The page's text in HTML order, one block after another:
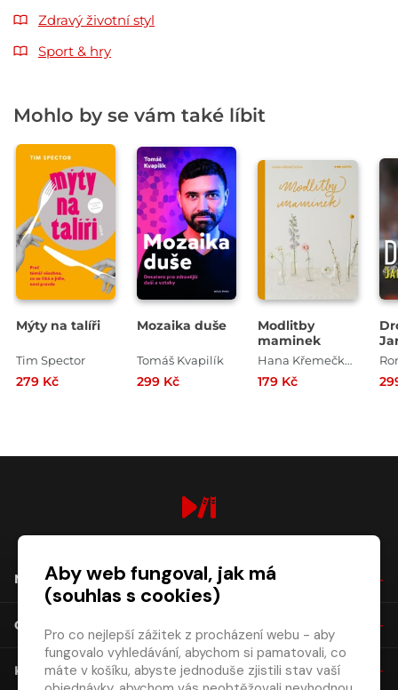
Zdravý životní styl
Sport & hry
Mohlo by se vám také líbit
Mýty na talíři
Tim Spector
279 Kč
Mozaika duše
Tomáš Kvapilík
299 Kč
Modlitby
maminek
Hana Křemečková
179 Kč
NÁKUP
O SPOLEČNOSTI
KONTAKT
Aby web fungoval, jak má
(souhlas s cookies)
Pro co nejlepší zážitek z procházení webu - aby
fungovalo vyhledávání, abychom si pamatovali, co
máte v košíku, abyste jednoduše zjistili stav vaší